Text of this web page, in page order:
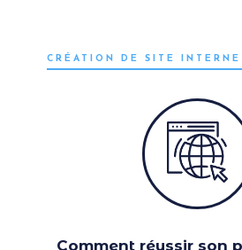
CRÉATION DE SITE
Comment réussir son